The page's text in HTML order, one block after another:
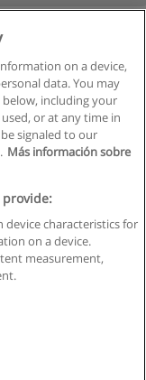
: B-95610580: -
on a device,
data. You may
below, including your
or at any time in
signaled to our
Más información sobre
device characteristics for
on a device.
measurement,